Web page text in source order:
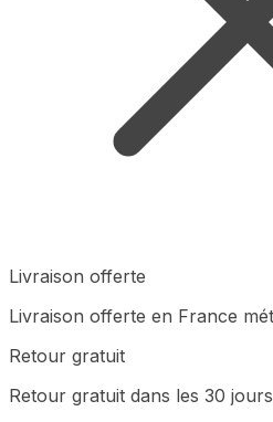
Livraison offerte
Livraison offerte en France
Retour gratuit
Retour gratuit dans les 30